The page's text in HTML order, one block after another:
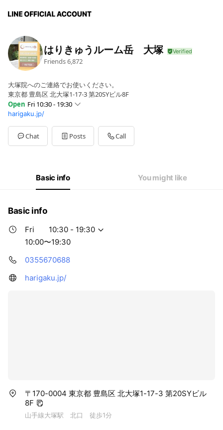
はりきゅうルーム岳 大塚
Friends6,872
大塚院へのご連絡でお使いください。
東京都 豊島区 北大塚1-17-3 第20SYビル8F
Open Fri 10:30 - 19:30
Sun10:30 - 18:00
Mon10:30 - 19:30
Tue10:30 - 19:30
Wed10:30 - 19:30
09:30 - 18:30
10:00〜19:30
harigaku.jp/
Chat Posts Call
Basic info You might like
Basic info
Fri
10:30 - 19:30
10:00〜19:30
0355670688
harigaku.jp/
〒170-0004 東京都 豊島区 北大塚1-17-3 第20SYビル
8F
山手線大塚駅 北口 徒歩1分